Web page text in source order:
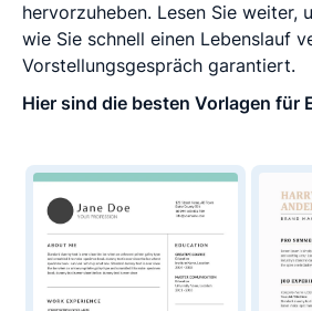
hervorzuheben. Lesen Sie weiter,
wie Sie schnell einen Lebenslauf
Vorstellungsgespräch garantiert.
Hier sind die besten Vorlagen für